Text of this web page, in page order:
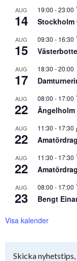
AUG
14
19:00 -23:00
Stockholm
AUG
15
09:30 - 16:30
AUG
17
18:30 -20:00
AUG
22
08:00 - 17:00
Ängelholm
AUG
22
11:30 - 17:30
AUG
22
11:30 - 17:30
AUG
23
08:00 - 17:00
Bengt
Visa kalender
Skicka